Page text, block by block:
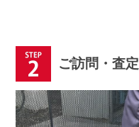
ご訪問・査定